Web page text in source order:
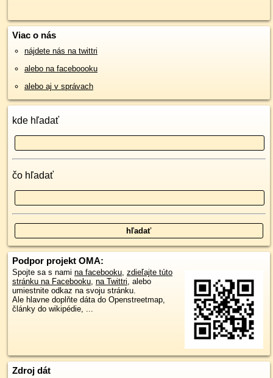
Viac o nás
nájdete nás na twittri
alebo na faceboooku
alebo aj v správach
kde hľadať
čo hľadať
Podpor projekt OMA:
Spojte sa s nami na facebooku, zdieľajte túto
stránku na Facebooku, na Twittri, alebo
umiestnite odkaz na svoju stránku.
Ale hlavne doplňte dáta do Openstreetmap,
články do wikipédie, ...
Zdroj dát